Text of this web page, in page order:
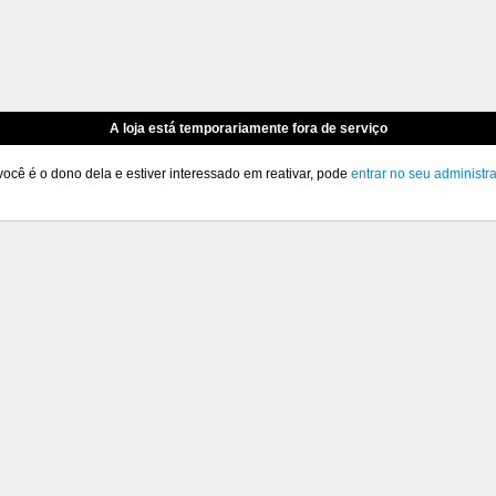
A loja está temporariamente fora de serviço
é o dono dela e estiver interessado em reativar, pode entrar no seu